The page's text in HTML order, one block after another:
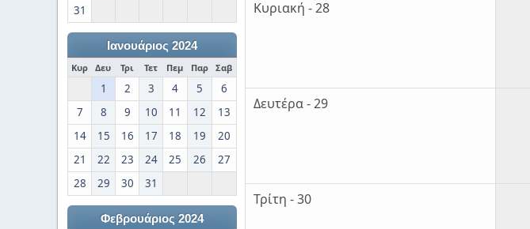
31
Ιανουάριος 2024
Κυρ Δευ Τρι Τετ Πεμ Παρ Σαβ
1 2 3 4 5
6
7
8 9 10 11 12
13
14
15 16 17 18 19
20
21
22 23 24 25 26
27
28
29 30 31
Φεβρουάριος 2024
Κυριακή - 28
Δευτέρα - 29
Τρίτη - 30